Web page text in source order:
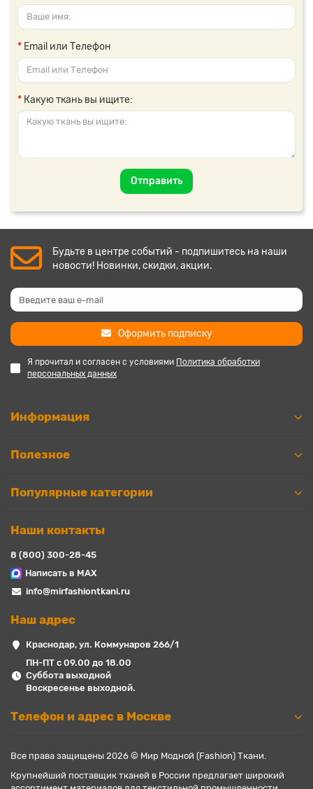
Email или Телефон
Какую ткань вы ищите:
Отправить
Будьте в центре событий - подпишитесь на наши
новости! Новинки, скидки, акции.
Оформить подписку
Я прочитал и согласен с условиями Политика обработки
персональных данных
Информация
Полезное
Популярные категории
Наши контакты
8 (800) 300-28-45
Написать в MAX
info@mirfashiontkani.ru
Наш адрес
Краснодар, ул. Коммунаров 266/1
ПН-ПТ с 09.00 до 18.00
Суббота выходной
Воскресенье выходной.
Телефон и адрес в Москве
Все права защищены 2026 © Мир Модной (Fashion) Ткани.
Крупнейший поставщик тканей в России предлагает широкий